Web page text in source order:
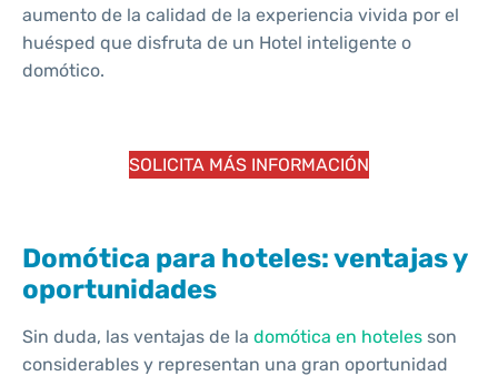
aumento de la calidad de la experiencia vivida por el
huésped que disfruta de un Hotel inteligente o
domótico.
SOLICITA MÁS INFORMACIÓN
Domótica para hoteles: ventajas y
oportunidades
Sin duda, las ventajas de la domótica en hoteles son
considerables y representan una gran oportunidad